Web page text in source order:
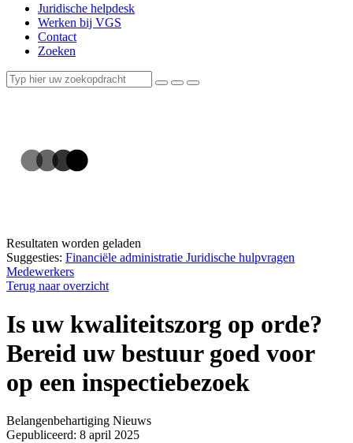
Juridische helpdesk
Werken bij VGS
Contact
Zoeken
Resultaten worden geladen
Suggesties: Financiële administratie Juridische hulpvragen
Medewerkers
Terug naar overzicht
Is uw kwaliteitszorg op orde?
Bereid uw bestuur goed voor
op een inspectiebezoek
Belangenbehartiging Nieuws
Gepubliceerd: 8 april 2025